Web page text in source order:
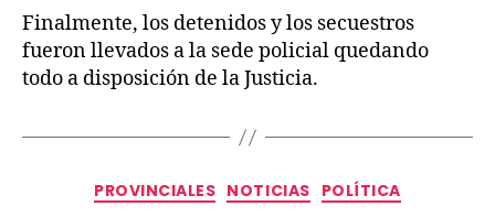
Finalmente, los detenidos y los secuestros
fueron llevados a la sede policial quedando
todo a disposición de la Justicia.
PROVINCIALES NOTICIAS POLÍTICA